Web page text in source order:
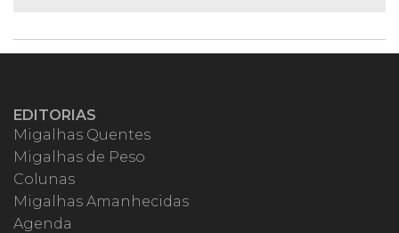
EDITORIAS
Migalhas Quentes
Migalhas de Peso
Colunas
Migalhas Amanhecidas
Agenda